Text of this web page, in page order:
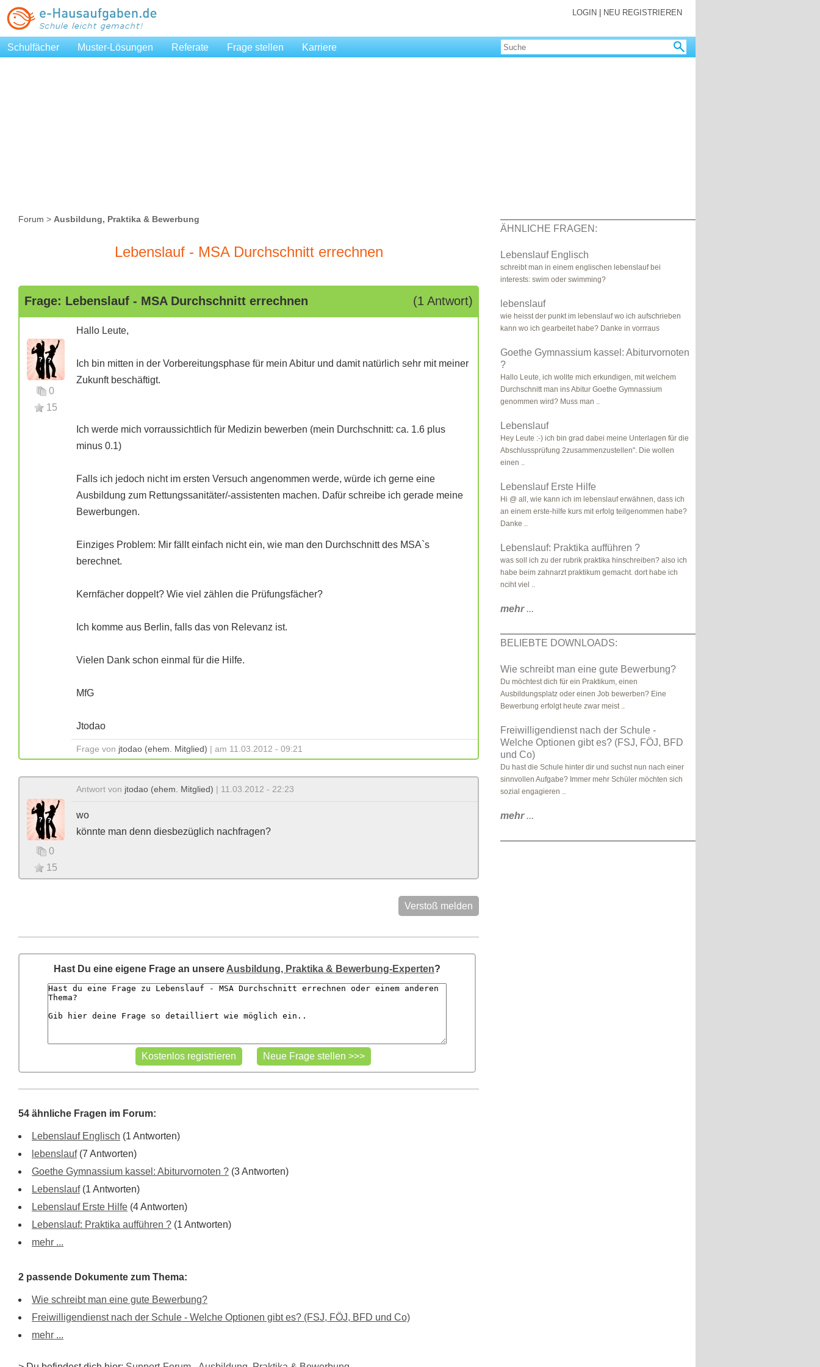
LOGIN NEU REGISTRIEREN
Schulfächer Muster-Lösungen Referate Frage stellen Karriere
Forum > Ausbildung, Praktika & Bewerbung
Lebenslauf - MSA Durchschnitt errechnen
Frage: Lebenslauf - MSA Durchschnitt errechnen (1 Antwort)
0
15
Hallo Leute,
Ich bin mitten in der Vorbereitungsphase für mein Abitur und damit natürlich sehr mit meiner
Zukunft beschäftigt.
Ich werde mich vorraussichtlich für Medizin bewerben (mein Durchschnitt: ca. 1.6 plus
minus 0.1)
Falls ich jedoch nicht im ersten Versuch angenommen werde, würde ich gerne eine
Ausbildung zum Rettungssanitäter/-assistenten machen. Dafür schreibe ich gerade meine
Bewerbungen.
Einziges Problem: Mir fällt einfach nicht ein, wie man den Durchschnitt des MSA`s
berechnet.
Kernfächer doppelt? Wie viel zählen die Prüfungsfächer?
Ich komme aus Berlin, falls das von Relevanz ist.
Vielen Dank schon einmal für die Hilfe.
MfG
Jtodao
Frage von jtodao (ehem. Mitglied) | am 11.03.2012 - 09:21
0
15
Antwort von jtodao (ehem. Mitglied) | 11.03.2012 - 22:23
wo
könnte man denn diesbezüglich nachfragen?
Verstoß melden
Hast Du eine eigene Frage an unsere Ausbildung, Praktika & Bewerbung-Experten?
54 ähnliche Fragen im Forum:
Lebenslauf Englisch (1 Antworten)
lebenslauf(7 Antworten)
Goethe Gymnassium kassel: Abiturvornoten ? (3 Antworten)
Lebenslauf(1 Antworten)
Lebenslauf Erste Hilfe (4 Antworten)
Lebenslauf: Praktika aufführen ? (1 Antworten)
mehr ...
2 passende Dokumente zum Thema:
Wie schreibt man eine gute Bewerbung?
Freiwilligendienst nach der Schule - Welche Optionen gibt es? (FSJ, FÖJ, BFD und Co)
mehr ...
ÄHNLICHE FRAGEN:
Lebenslauf Englisch
schreibt man in einem englischen lebenslauf bei
interests: swim oder swimming?
lebenslauf
wie heisst der punkt im lebenslauf wo ich aufschrieben
kann wo ich gearbeitet habe? Danke in vorrraus
Goethe Gymnassium kassel: Abiturvornoten
?
Hallo Leute, ich wollte mich erkundigen, mit welchem
Durchschnitt man ins Abitur Goethe Gymnassium
genommen wird? Muss man ..
Lebenslauf
Hey Leute :-) ich bin grad dabei meine Unterlagen für die
Abschlussprüfung 2zusammenzustellen". Die wollen
einen ..
Lebenslauf Erste Hilfe
Hi @ all, wie kann ich im lebenslauf erwähnen, dass ich
an einem erste-hilfe kurs mit erfolg teilgenommen habe?
Danke ..
Lebenslauf: Praktika aufführen ?
was soll ich zu der rubrik praktika hinschreiben? also ich
habe beim zahnarzt praktikum gemacht. dort habe ich
nciht viel ..
mehr...
BELIEBTE DOWNLOADS:
Wie schreibt man eine gute Bewerbung?
Du möchtest dich für ein Praktikum, einen
Ausbildungsplatz oder einen Job bewerben? Eine
Bewerbung erfolgt heute zwar meist ..
Freiwilligendienst nach der Schule -
Welche Optionen gibt es? (FSJ, FÖJ, BFD
und Co)
Du hast die Schule hinter dir und suchst nun nach einer
sinnvollen Aufgabe? Immer mehr Schüler möchten sich
sozial engagieren ..
mehr...